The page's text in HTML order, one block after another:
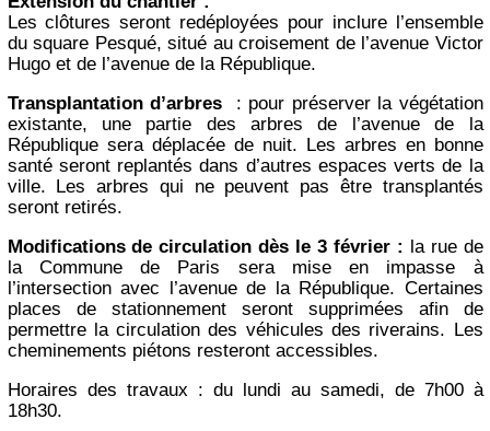
Les clôtures seront redéployées pour inclure l’ensemble
du square Pesqué, situé au croisement de l’avenue Victor
Hugo et de l’avenue de la République.
Transplantation d’arbres
: pour préserver la végétation
existante, une partie des arbres de l’avenue de la
République sera déplacée de nuit. Les arbres en bonne
santé seront replantés dans d’autres espaces verts de la
ville. Les arbres qui ne peuvent pas être transplantés
seront retirés.
Modifications de circulation dès le 3 février : la rue de
la Commune de Paris sera mise en impasse à
l’intersection avec l’avenue de la République. Certaines
places de stationnement seront supprimées afin de
permettre la circulation des véhicules des riverains. Les
cheminements piétons resteront accessibles.
Horaires des travaux : du lundi au samedi, de 7h00 à
18h30.